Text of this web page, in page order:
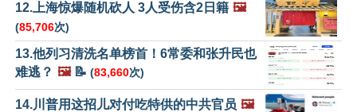
12.上海惊爆随机砍人 3人受伤含2日籍 🖼️
(85,706次)
13.他列习清洗名单榜首！6常委和张升民也
难逃？ 🖼️📝 (83,660次)
14.川普用这招儿对付吃特供的中共官员 🖼️